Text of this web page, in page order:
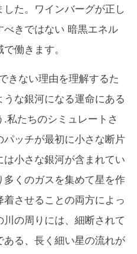
た。ワインバーグが正し
べきではない 暗黒エネル
働きます。
きない理由を理解するた
な銀河になる運命にある
私たちのシミュレートさ
ッチが最初に小さな断片
小さな銀河が含まれてい
多くのガスを集めて星を作
させることの両方によっ
の周りには、細断されて
る、長く細い星の流れが